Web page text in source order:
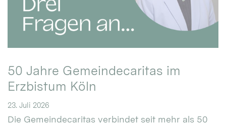
50 Jahre Gemeindecaritas im
Erzbistum Köln
23. Juli 2026
Die Gemeindecaritas verbindet seit mehr als 50